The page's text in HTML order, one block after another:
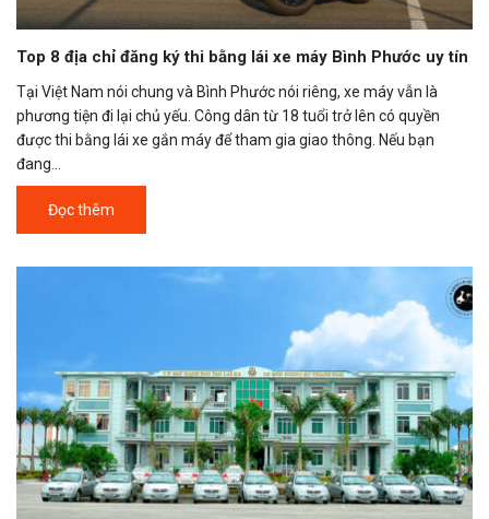
Top 8 địa chỉ đăng ký thi bằng lái xe máy Bình Phước uy tín
Tại Việt Nam nói chung và Bình Phước nói riêng, xe máy vẫn là
phương tiện đi lại chủ yếu. Công dân từ 18 tuổi trở lên có quyền
được thi bằng lái xe gắn máy để tham gia giao thông. Nếu bạn
đang...
Đọc thêm